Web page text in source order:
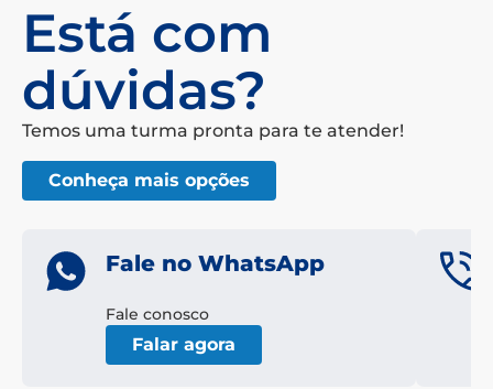
Está com
dúvidas?
Temos uma turma pronta para te atender!
Conheça mais opções
Fale no WhatsApp
Fale conosco
Falar agora